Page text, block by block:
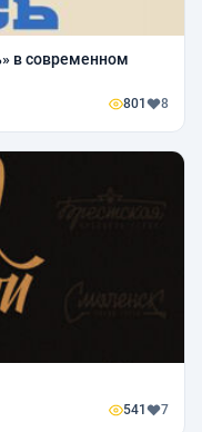
в современном
801 8
541 7